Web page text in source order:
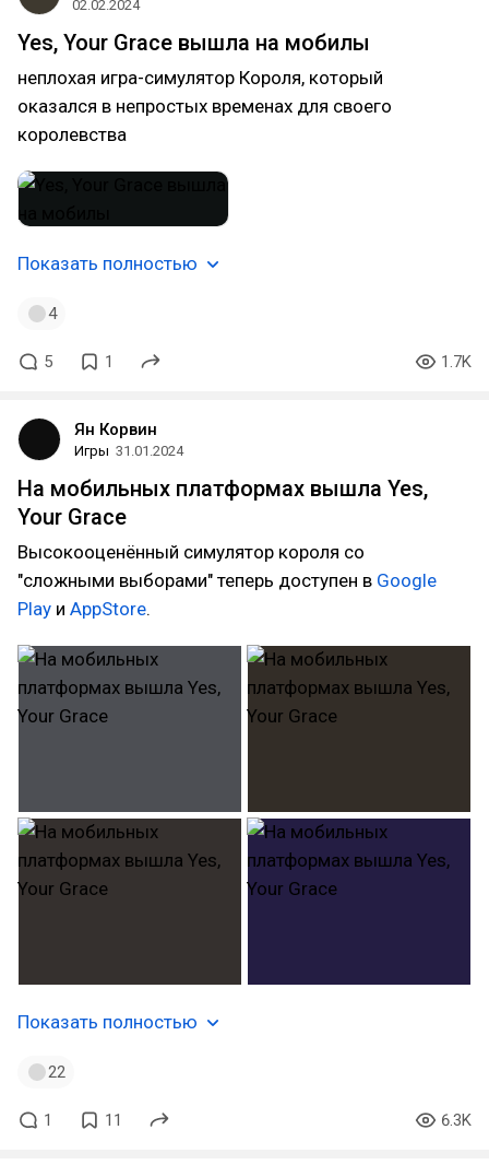
02.02.2024
Yes, Your Grace вышла на мобилы
неплохая игра-симулятор Короля, который
оказался в непростых временах для своего
королевства
Показать полностью
4
5 1 1.7K
Ян Корвин
Игры 31.01.2024
На мобильных платформах вышла Yes,
Your Grace
Высокооценённый симулятор короля со
"сложными выборами" теперь доступен в Google
Play и AppStore.
Показать полностью
22
1 11 6.3K